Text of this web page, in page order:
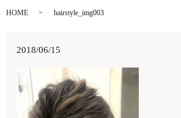
HOME hairstyle_img003
2018/06/15